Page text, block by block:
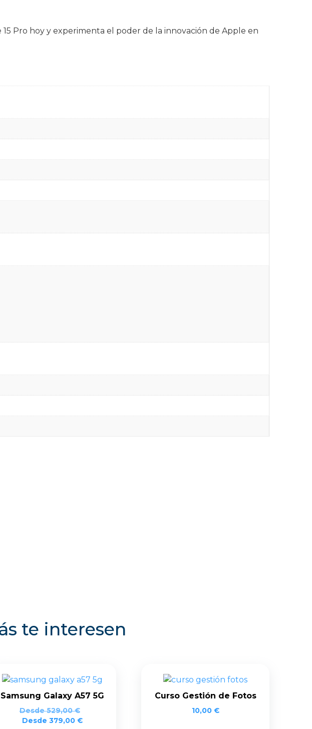
Pro hoy y experimenta el poder de la innovación de Apple en
te interesen
Samsung Galaxy A57 5G
Desde529,00€
Desde 379,00 €
Curso Gestión de Fotos
10,00 €